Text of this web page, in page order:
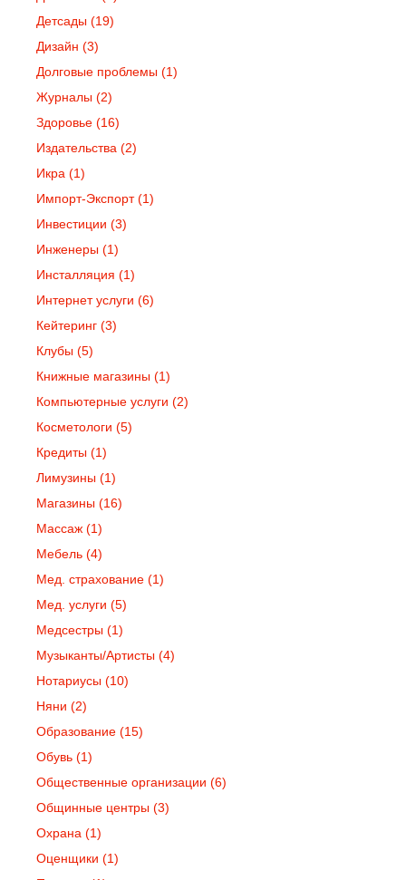
Детсады (19)
Дизайн (3)
Долговые проблемы (1)
Журналы (2)
Здоровье (16)
Издательства (2)
Икра (1)
Импорт-Экспорт(1)
Инвестиции (3)
Инженеры (1)
Инсталляция (1)
Интернет услуги (6)
Кейтеринг (3)
Клубы (5)
Книжные магазины (1)
Компьютерные услуги (2)
Косметологи (5)
Кредиты (1)
Лимузины (1)
Магазины (16)
Массаж (1)
Мебель (4)
Мед. страхование (1)
Мед. услуги (5)
Медсестры (1)
Музыканты/Артисты (4)
Нотариусы (10)
Няни (2)
Образование (15)
Обувь (1)
Общественные организации (6)
Общинные центры (3)
Охрана (1)
Оценщики (1)